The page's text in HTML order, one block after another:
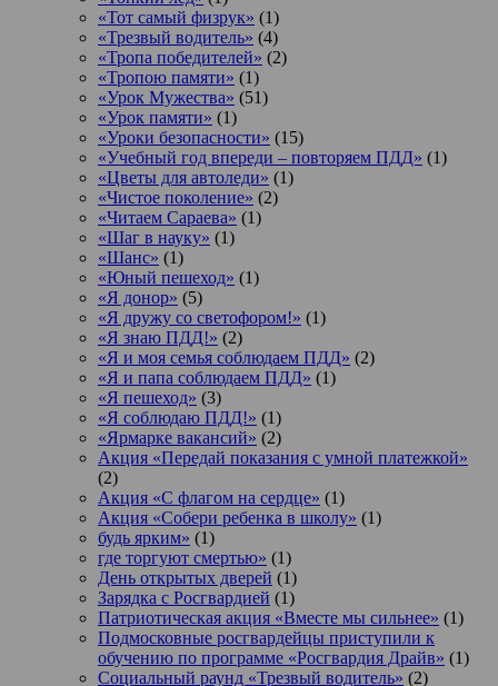
«Тот самый физрук» (1)
«Трезвый водитель» (4)
«Тропа победителей» (2)
«Тропою памяти» (1)
«Урок Мужества» (51)
«Урок памяти» (1)
«Уроки безопасности» (15)
«Учебный год впереди – повторяем ПДД» (1)
«Цветы для автоледи» (1)
«Чистое поколение» (2)
«Читаем Сараева» (1)
«Шаг в науку» (1)
«Шанс» (1)
«Юный пешеход» (1)
«Я донор» (5)
«Я дружу со светофором!» (1)
«Я знаю ПДД!» (2)
«Я и моя семья соблюдаем ПДД» (2)
«Я и папа соблюдаем ПДД» (1)
«Я пешеход» (3)
«Я соблюдаю ПДД!» (1)
«Ярмарке вакансий» (2)
Акция «Передай показания с умной платежкой»
(2)
Акция «С флагом на сердце» (1)
Акция «Собери ребенка в школу» (1)
будь ярким» (1)
где торгуют смертью» (1)
День открытых дверей (1)
Зарядка с Росгвардией (1)
Патриотическая акция «Вместе мы сильнее» (1)
Подмосковные росгвардейцы приступили к
обучению по программе «Росгвардия Драйв» (1)
Социальный раунд «Трезвый водитель» (2)